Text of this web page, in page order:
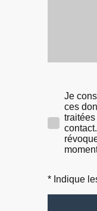
Je
ces
* Indique